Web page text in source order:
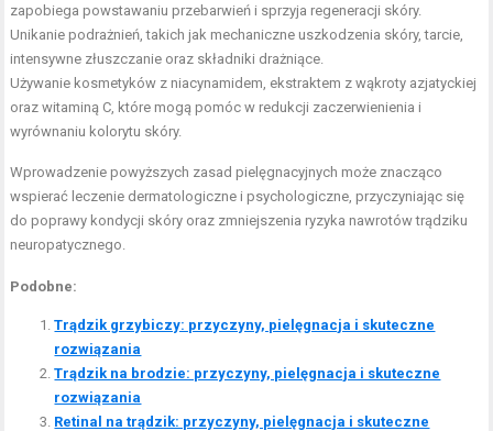
zapobiega powstawaniu przebarwień i sprzyja regeneracji skóry.
Unikanie podrażnień, takich jak mechaniczne uszkodzenia skóry, tarcie,
intensywne złuszczanie oraz składniki drażniące.
Używanie kosmetyków z niacynamidem, ekstraktem z wąkroty azjatyckiej
oraz witaminą C, które mogą pomóc w redukcji zaczerwienienia i
wyrównaniu kolorytu skóry.
Wprowadzenie powyższych zasad pielęgnacyjnych może znacząco
wspierać leczenie dermatologiczne i psychologiczne, przyczyniając się
do poprawy kondycji skóry oraz zmniejszenia ryzyka nawrotów trądziku
neuropatycznego.
Podobne:
Trądzik grzybiczy: przyczyny, pielęgnacja i skuteczne
rozwiązania
Trądzik na brodzie: przyczyny, pielęgnacja i skuteczne
rozwiązania
Retinal na trądzik: przyczyny, pielęgnacja i skuteczne